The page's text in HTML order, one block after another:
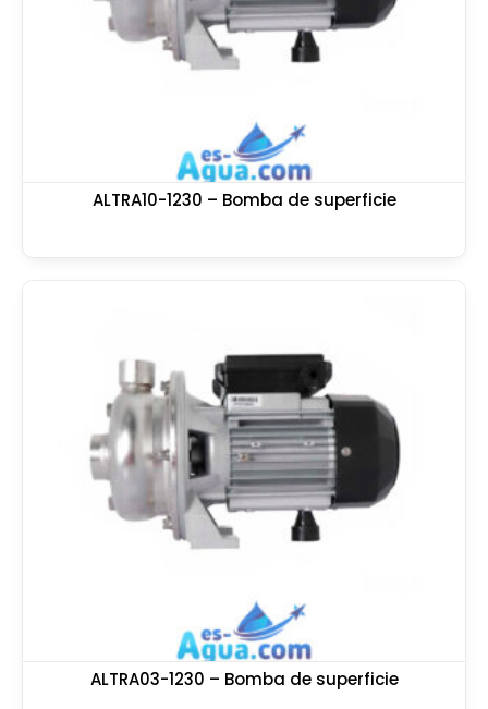
ALTRA10-1230 – Bomba de superficie
ALTRA03-1230 – Bomba de superficie